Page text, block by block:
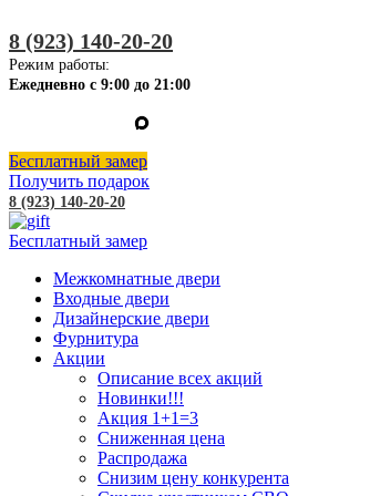
8 (923) 140-20-20
Режим работы:
Ежедневно с 9:00 до 21:00
Бесплатный замер
Получить подарок
8 (923) 140-20-20
Бесплатный замер
Межкомнатные двери
Входные двери
Дизайнерские двери
Фурнитура
Акции
Описание всех акций
Новинки!!!
Акция 1+1=3
Сниженная цена
Распродажа
Снизим цену конкурента